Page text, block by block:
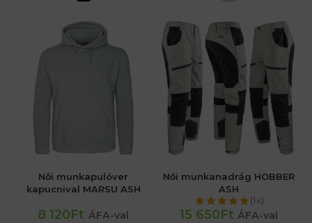
Női munkapulóver
kapucnival MARSU ASH
8 120Ft ÁFA-val
Női munkanadrág HOBBER
ASH
(1x)
15 650Ft ÁFA-val